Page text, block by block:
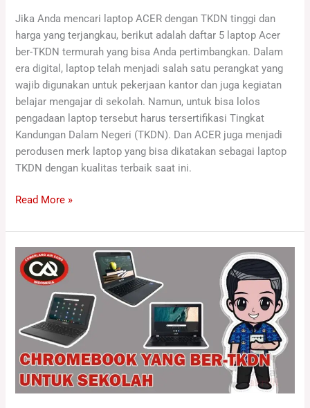
Jika Anda mencari laptop ACER dengan TKDN tinggi dan
harga yang terjangkau, berikut adalah daftar 5 laptop Acer
ber-TKDN termurah yang bisa Anda pertimbangkan. Dalam
era digital, laptop telah menjadi salah satu perangkat yang
wajib digunakan untuk pekerjaan kantor dan juga kegiatan
belajar mengajar di sekolah. Namun, untuk bisa lolos
pengadaan laptop tersebut harus tersertifikasi Tingkat
Kandungan Dalam Negeri (TKDN). Dan ACER juga menjadi
perodusen merk laptop yang bisa dikatakan sebagai laptop
TKDN dengan kualitas terbaik saat ini.
Read More »
Chromebook
TKDN
untuk
Sekolah